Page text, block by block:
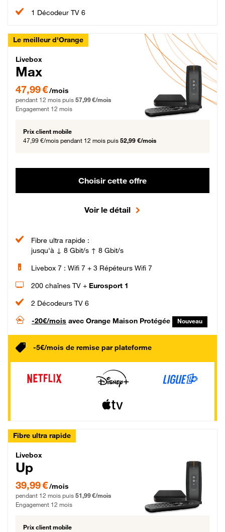
1 Décodeur TV 6
Le meilleur d'Orange
Livebox Max Fibre
Livebox
Max
47,99 € par mois pendant 12 mois puis 57,99 € par mois, Engagement 12 mois
47,99 €/mois
pendant 12 mois puis 57,99 €/mois
Engagement 12 mois
Prix client mobile
47,99 €/mois pendant 12 mois puis 52,99 €/mois
Choisir cette offre
Voir le détail
Fibre ultra rapide :
jusqu'à ↓ 8 Gbit/s ↑ 8 Gbit/s
Livebox 7 : Wifi 7 + 3 Répéteurs Wifi 7
200 chaînes TV + Eurosport 1
2 Décodeurs TV 6
-20€/mois avec Orange Maison Protégée Nouveau
-5€/mois de remise par plateforme
Fibre ultra rapide
Livebox Up Fibre
Livebox
Up
39,99 € par mois pendant 12 mois puis 51,99 € par mois, Engagement 12 mois
39,99 €/mois
pendant 12 mois puis 51,99 €/mois
Engagement 12 mois
Prix client mobile